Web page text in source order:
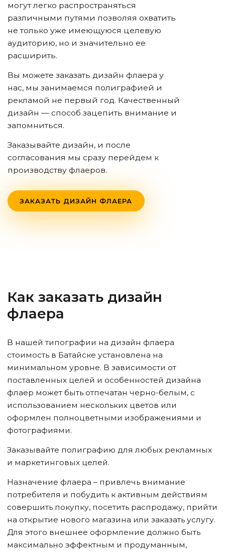
могут легко распространяться
различными путями позволяя охватить
не только уже имеющуюся целевую
аудиторию, но и значительно ее
расширить.
Вы можете заказать дизайн флаера у
нас, мы занимаемся полиграфией и
рекламой не первый год. Качественный
дизайн — способ зацепить внимание и
запомниться.
Заказывайте дизайн, и после
согласования мы сразу перейдем к
производству флаеров.
ЗАКАЗАТЬ ДИЗАЙН ФЛАЕРА
Как заказать дизайн
флаера
В нашей типографии на дизайн флаера
стоимость в Батайске установлена на
минимальном уровне. В зависимости от
поставленных целей и особенностей дизайна
флаер может быть отпечатан черно-белым, с
использованием нескольких цветов или
оформлен полноцветными изображениями и
фотографиями.
Заказывайте полиграфию для любых рекламных
и маркетинговых целей.
Назначение флаера – привлечь внимание
потребителя и побудить к активным действиям
совершить покупку, посетить распродажу, прийти
на открытие нового магазина или заказать услугу.
Для этого внешнее оформление должно быть
максимально эффектным и продуманным,